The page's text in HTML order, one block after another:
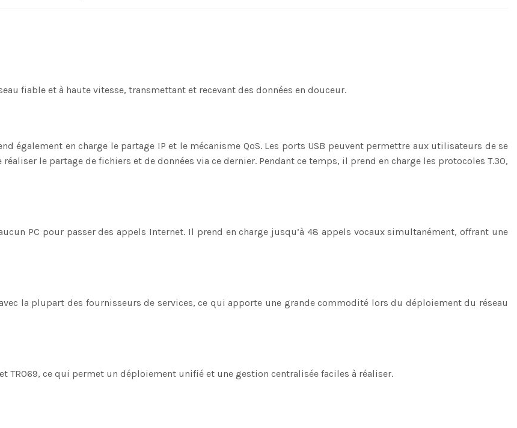
fiable et à haute vitesse, transmettant et recevant des données en douceur.
également en charge le partage IP et le mécanisme QoS. Les ports USB peuvent permettre aux utilisateurs de se
le partage de fichiers et de données via ce dernier. Pendant ce temps, il prend en charge les protocoles T.30,
PC pour passer des appels Internet. Il prend en charge jusqu’à 48 appels vocaux simultanément, offrant une
la plupart des fournisseurs de services, ce qui apporte une grande commodité lors du déploiement du réseau
TR069, ce qui permet un déploiement unifié et une gestion centralisée faciles à réaliser.